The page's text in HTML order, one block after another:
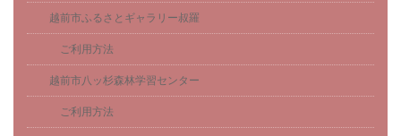
越前市ふるさとギャラリー叔羅
ご利用方法
越前市八ッ杉森林学習センター
ご利用方法